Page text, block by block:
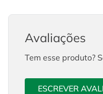
Avaliações
Tem esse produto?
ESCREVER